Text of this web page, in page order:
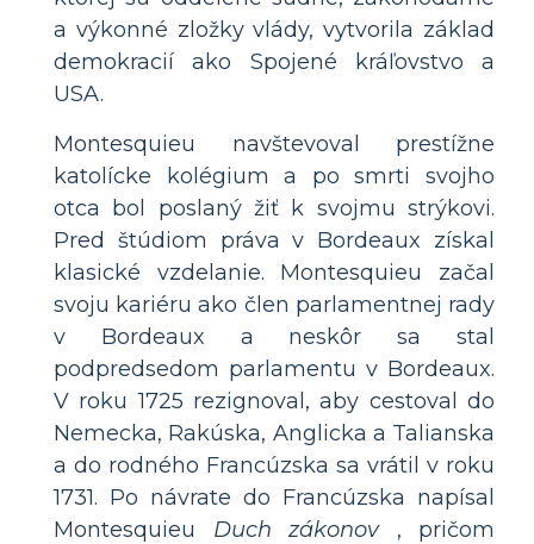
a výkonné zložky vlády, vytvorila základ
demokracií ako Spojené kráľovstvo a
USA.
Montesquieu navštevoval prestížne
katolícke kolégium a po smrti svojho
otca bol poslaný žiť k svojmu strýkovi.
Pred štúdiom práva v Bordeaux získal
klasické vzdelanie. Montesquieu začal
svoju kariéru ako člen parlamentnej rady
v Bordeaux a neskôr sa stal
podpredsedom parlamentu v Bordeaux.
V roku 1725 rezignoval, aby cestoval do
Nemecka, Rakúska, Anglicka a Talianska
a do rodného Francúzska sa vrátil v roku
1731. Po návrate do Francúzska napísal
Montesquieu Duch zákonov, pričom